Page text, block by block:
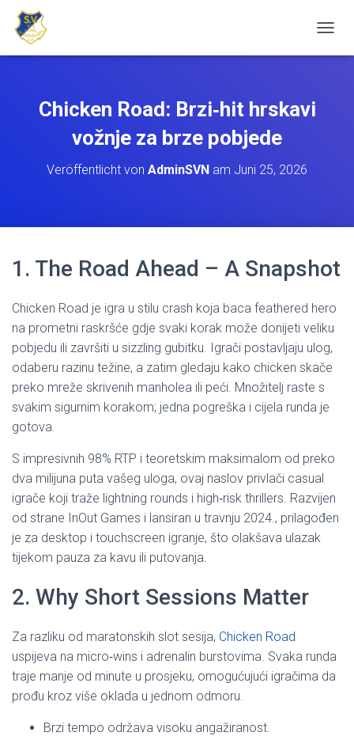
A
A
E
N
Chicken Road: Brzi‑hit hrskavi
vožnje za brze pobjede
Veröffentlicht von AdminSVN am Juni 25, 2026
1. The Road Ahead – A Snapshot
Chicken Road je igra u stilu crash koja baca feathered hero
na prometni raskršće gdje svaki korak može donijeti veliku
pobjedu ili završiti u sizzling gubitku. Igrači postavljaju ulog,
odaberu razinu težine, a zatim gledaju kako chicken skače
preko mreže skrivenih manholea ili peći. Množitelj raste s
svakim sigurnim korakom; jedna pogreška i cijela runda je
gotova.
S impresivnih 98% RTP i teoretskim maksimalom od preko
dva milijuna puta vašeg uloga, ovaj naslov privlači casual
igrače koji traže lightning rounds i high‑risk thrillers. Razvijen
od strane InOut Games i lansiran u travnju 2024., prilagođen
je za desktop i touchscreen igranje, što olakšava ulazak
tijekom pauza za kavu ili putovanja.
2. Why Short Sessions Matter
Za razliku od maratonskih slot sesija, Chicken Road
uspijeva na micro‑wins i adrenalin burstovima. Svaka runda
traje manje od minute u prosjeku, omogućujući igračima da
prođu kroz više oklada u jednom odmoru.
Brzi tempo održava visoku angažiranost.